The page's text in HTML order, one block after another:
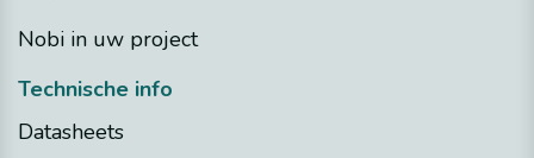
Nobi in uw project
Technische info
Datasheets